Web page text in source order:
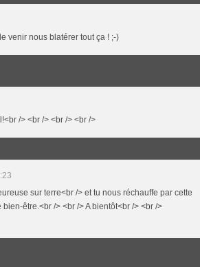
venir nous blatérer tout ça ! ;-)
/> <br /> <br /> <br />
sur terre<br /> et tu nous réchauffe par cette
être.<br /> <br /> A bientôt<br /> <br />